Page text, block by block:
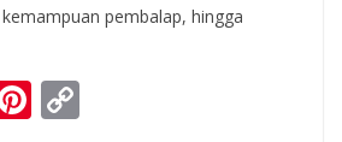
pembalap, hingga
Pi